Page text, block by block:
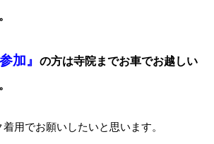
加』 の方は寺院までお車でお越しい
用でお願いしたいと思います。